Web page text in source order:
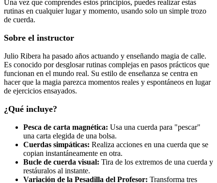
Una vez que comprendes estos principios, puedes realizar estas
rutinas en cualquier lugar y momento, usando solo un simple trozo
de cuerda.
Sobre el instructor
Julio Ribera ha pasado años actuando y enseñando magia de calle.
Es conocido por desglosar rutinas complejas en pasos prácticos que
funcionan en el mundo real. Su estilo de enseñanza se centra en
hacer que la magia parezca momentos reales y espontáneos en lugar
de ejercicios ensayados.
¿Qué incluye?
Pesca de carta magnética: Usa una cuerda para "pescar"
una carta elegida de una bolsa.
Cuerdas simpáticas: Realiza acciones en una cuerda que se
copian instantáneamente en otra.
Bucle de cuerda visual: Tira de los extremos de una cuerda y
restáuralos al instante.
Variación de la Pesadilla del Profesor: Transforma tres